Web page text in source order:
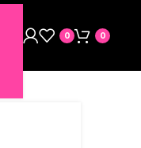
0 0